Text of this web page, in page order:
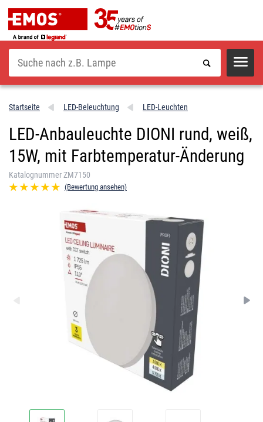
Suche
Startseite LED-Beleuchtung LED-Leuchten
LED-Anbauleuchte DIONI rund, weiß,
15W, mit Farbtemperatur-Änderung
Katalognummer ZM7150
(Bewertung ansehen)